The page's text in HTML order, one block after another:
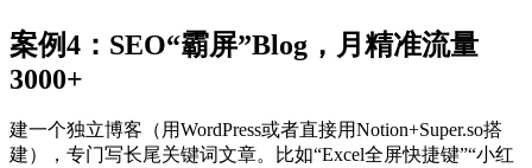
案例4：SEO“霸屏”Blog，月精准流量
3000+
建一个独立博客（用WordPress或者直接用Notion+Super.so搭
建），专门写长尾关键词文章。比如“Excel全屏快捷键”“小红